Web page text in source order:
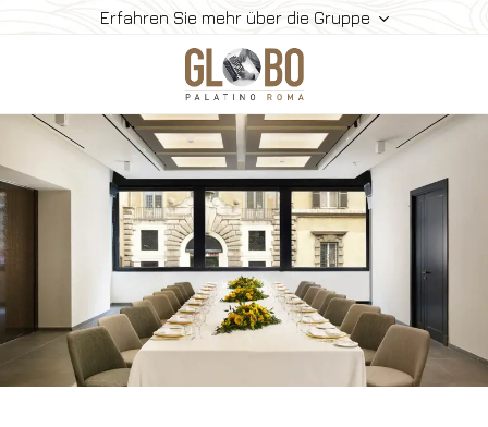
Erfahren Sie mehr über die Gruppe
Home
Meeting Und Events
Die Säle
Zimmer Und Dienste
Gallerie
Kontakte